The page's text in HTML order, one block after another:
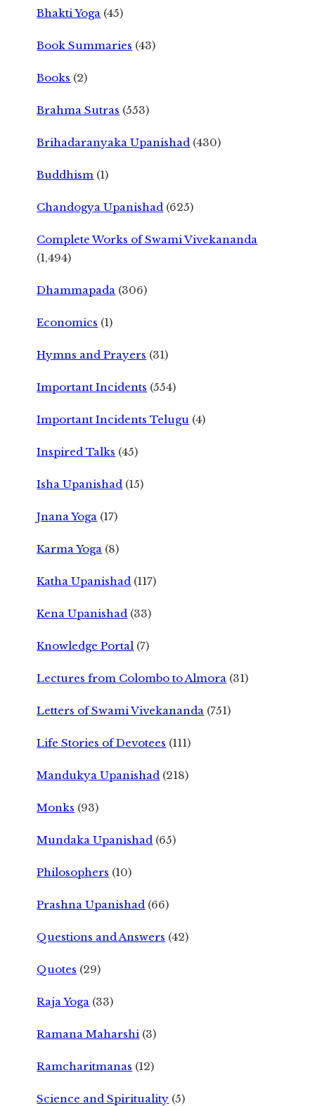
Bhakti Yoga (45)
Book Summaries (43)
Books (2)
Brahma Sutras (553)
Brihadaranyaka Upanishad (430)
Buddhism (1)
Chandogya Upanishad (625)
Complete Works of Swami Vivekananda
(1,494)
Dhammapada (306)
Economics (1)
Hymns and Prayers (31)
Important Incidents (554)
Important Incidents Telugu (4)
Inspired Talks (45)
Isha Upanishad (15)
Jnana Yoga (17)
Karma Yoga (8)
Katha Upanishad (117)
Kena Upanishad (33)
Knowledge Portal (7)
Lectures from Colombo to Almora (31)
Letters of Swami Vivekananda (751)
Life Stories of Devotees (111)
Mandukya Upanishad (218)
Monks (93)
Mundaka Upanishad (65)
Philosophers (10)
Prashna Upanishad (66)
Questions and Answers (42)
Quotes (29)
Raja Yoga (33)
Ramana Maharshi (3)
Ramcharitmanas (12)
Science and Spirituality (5)